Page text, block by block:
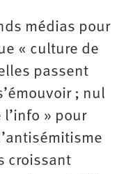
médias pour
« culture de
passent
; nul
» pour
croissant